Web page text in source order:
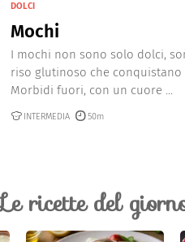
DOLCI
Mochi
I mochi non sono solo dolci,
riso glutinoso che
Morbidi fuori, con un cuore ...
INTERMEDIA 50m
Le ricette del